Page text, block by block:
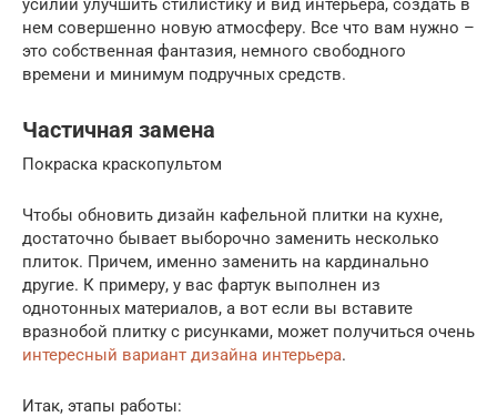
усилий улучшить стилистику и вид интерьера, создать в
нем совершенно новую атмосферу. Все что вам нужно –
это собственная фантазия, немного свободного
времени и минимум подручных средств.
Частичная замена
Покраска краскопультом
Чтобы обновить дизайн кафельной плитки на кухне,
достаточно бывает выборочно заменить несколько
плиток. Причем, именно заменить на кардинально
другие. К примеру, у вас фартук выполнен из
однотонных материалов, а вот если вы вставите
вразнобой плитку с рисунками, может получиться очень
интересный вариант дизайна интерьера.
Итак, этапы работы: